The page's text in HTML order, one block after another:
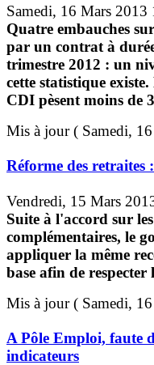
Samedi, 16 Mars 2013
Quatre embauches
par un contrat à
trimestre 2012 : un
cette statistique
CDI pèsent moins de
Mis à jour ( Samedi,
Réforme des retraites
Vendredi, 15 Mars
Suite à l'accord sur
complémentaires, le
appliquer la même
base afin de respecter
Mis à jour ( Samedi,
A Pôle Emploi, faute
indicateurs